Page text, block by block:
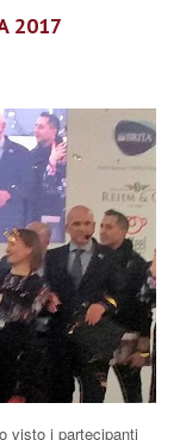
2017
visto i partecipanti